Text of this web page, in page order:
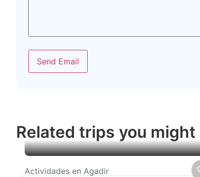
Send Email
Related trips you
Actividades en Agadir